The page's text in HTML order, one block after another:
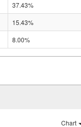
37.43%
15.43%
8.00%
Chart